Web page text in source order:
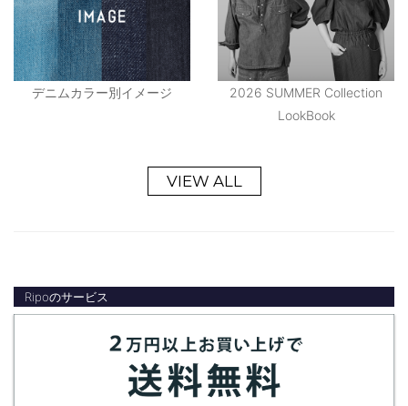
デニムカラー別イメージ
2026 SUMMER Collection
LookBook
VIEW ALL
Ripoのサービス